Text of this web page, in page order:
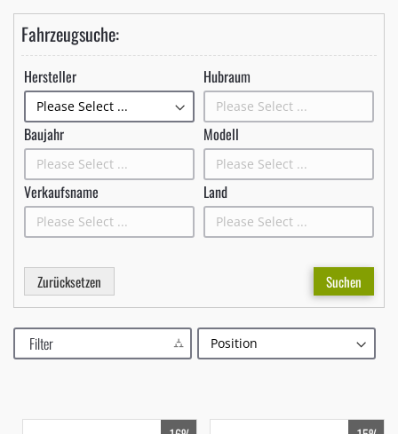
Fahrzeugsuche:
Hersteller Hubraum
Baujahr Modell
Verkaufsname Land
Zurücksetzen Suchen
Filter